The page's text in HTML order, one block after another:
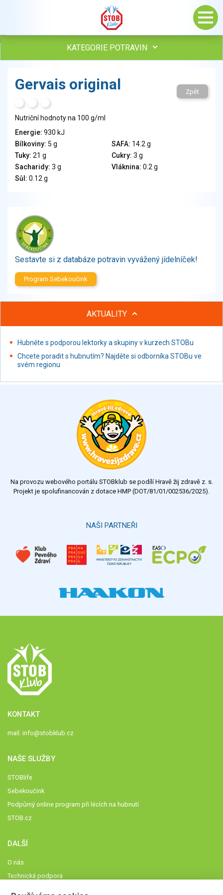
KATEGORIE POTRAVIN
Vejce
Veganské a vegetariánské výrobky
Tuky
Obiloviny, mouka, cereální výrobky
Chléb, pečivo, křehké chleby, pufované výrobky
Ořechy, semena
Zelenina
Brambory, luštěniny, houby
Sladkosti, slané výrobky
Ochucovadla, přísady, sladidla
Proteinové výrobky, doplňky stravy
Nápoje alkoholické
Restaurace, jídelny, hotová jídla
Fastfood
Studená kuchyně, lahůdkářské výrobky
Gervais original Zpět
Nutriční hodnoty na 100 g/ml
Energie: 930 kJ
Bílkoviny: 5 g SAFA: 14.2 g
Tuky: 21 g Cukry: 3 g
Sacharidy: 3 g Vláknina: 0.2 g
Sůl: 0.12 g
Sestavte si z databáze potravin vyvážený jídelníček!
Program Sebekoučink
AKTUALITY
Hubněte s podporou lektorky a skupiny v kurzech STOBu
Chcete poradit s hubnutím? Najděte si odborníka STOBu ve
svém regionu
Na provozu webového portálu STOBklub se podílí Hravě žij zdravě z. s.
Projekt je spolufinancován z dotace HMP (DOT/81/01/002536/2025).
NAŠI PARTNEŘI
KONTAKT
mail: info@stobklub.cz
NAŠE SLUŽBY
STOBlife
Sebekoučink
Podpůrný online program při lécích na hubnutí
STOB.cz
DALŠÍ
O nás
Technická podpora